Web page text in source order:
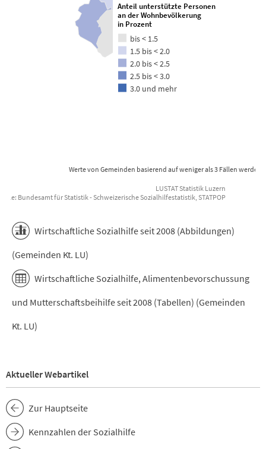
Werte von Gemeinden basierend auf weniger als 3 Fällen
bis < 1.5
1.5 bis < 2.0
2.0 bis < 2.5
2.5 bis < 3.0
3.0 und mehr
Anteil unterstützte Personen
an der Wohnbevölkerung
in Prozent
LUSTAT Statistik Luzern
Bundesamt für Statistik - Schweizerische Sozialhilfestatistik, STATPOP
Wirtschaftliche Sozialhilfe seit 2008 (Abbildungen)
(Gemeinden Kt. LU)
Wirtschaftliche Sozialhilfe, Alimentenbevorschussung
und Mutterschaftsbeihilfe seit 2008 (Tabellen) (Gemeinden
Kt. LU)
Aktueller Webartikel
Zur Hauptseite
Kennzahlen der Sozialhilfe